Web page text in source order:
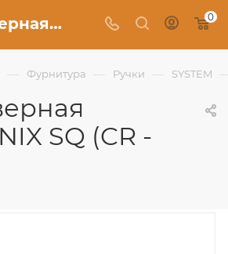
Ручка дверная SYSTEM NIX SQ (CR - хром) - Фабрика Uberture 0
— Фурнитура — Ручки — SYSTEM
SQ (CR -